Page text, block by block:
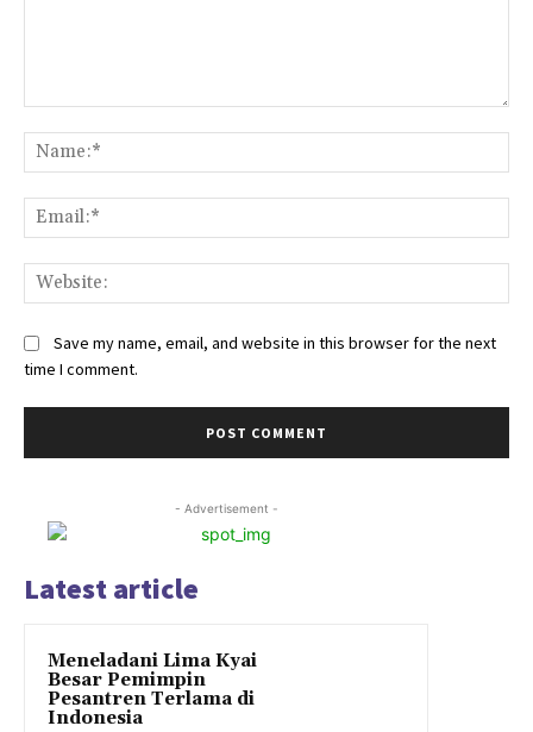
Save my name, email, and website in this browser for the next
time I comment.
- Advertisement -
Latest article
Meneladani Lima Kyai
Besar Pemimpin
Pesantren Terlama di
Indonesia